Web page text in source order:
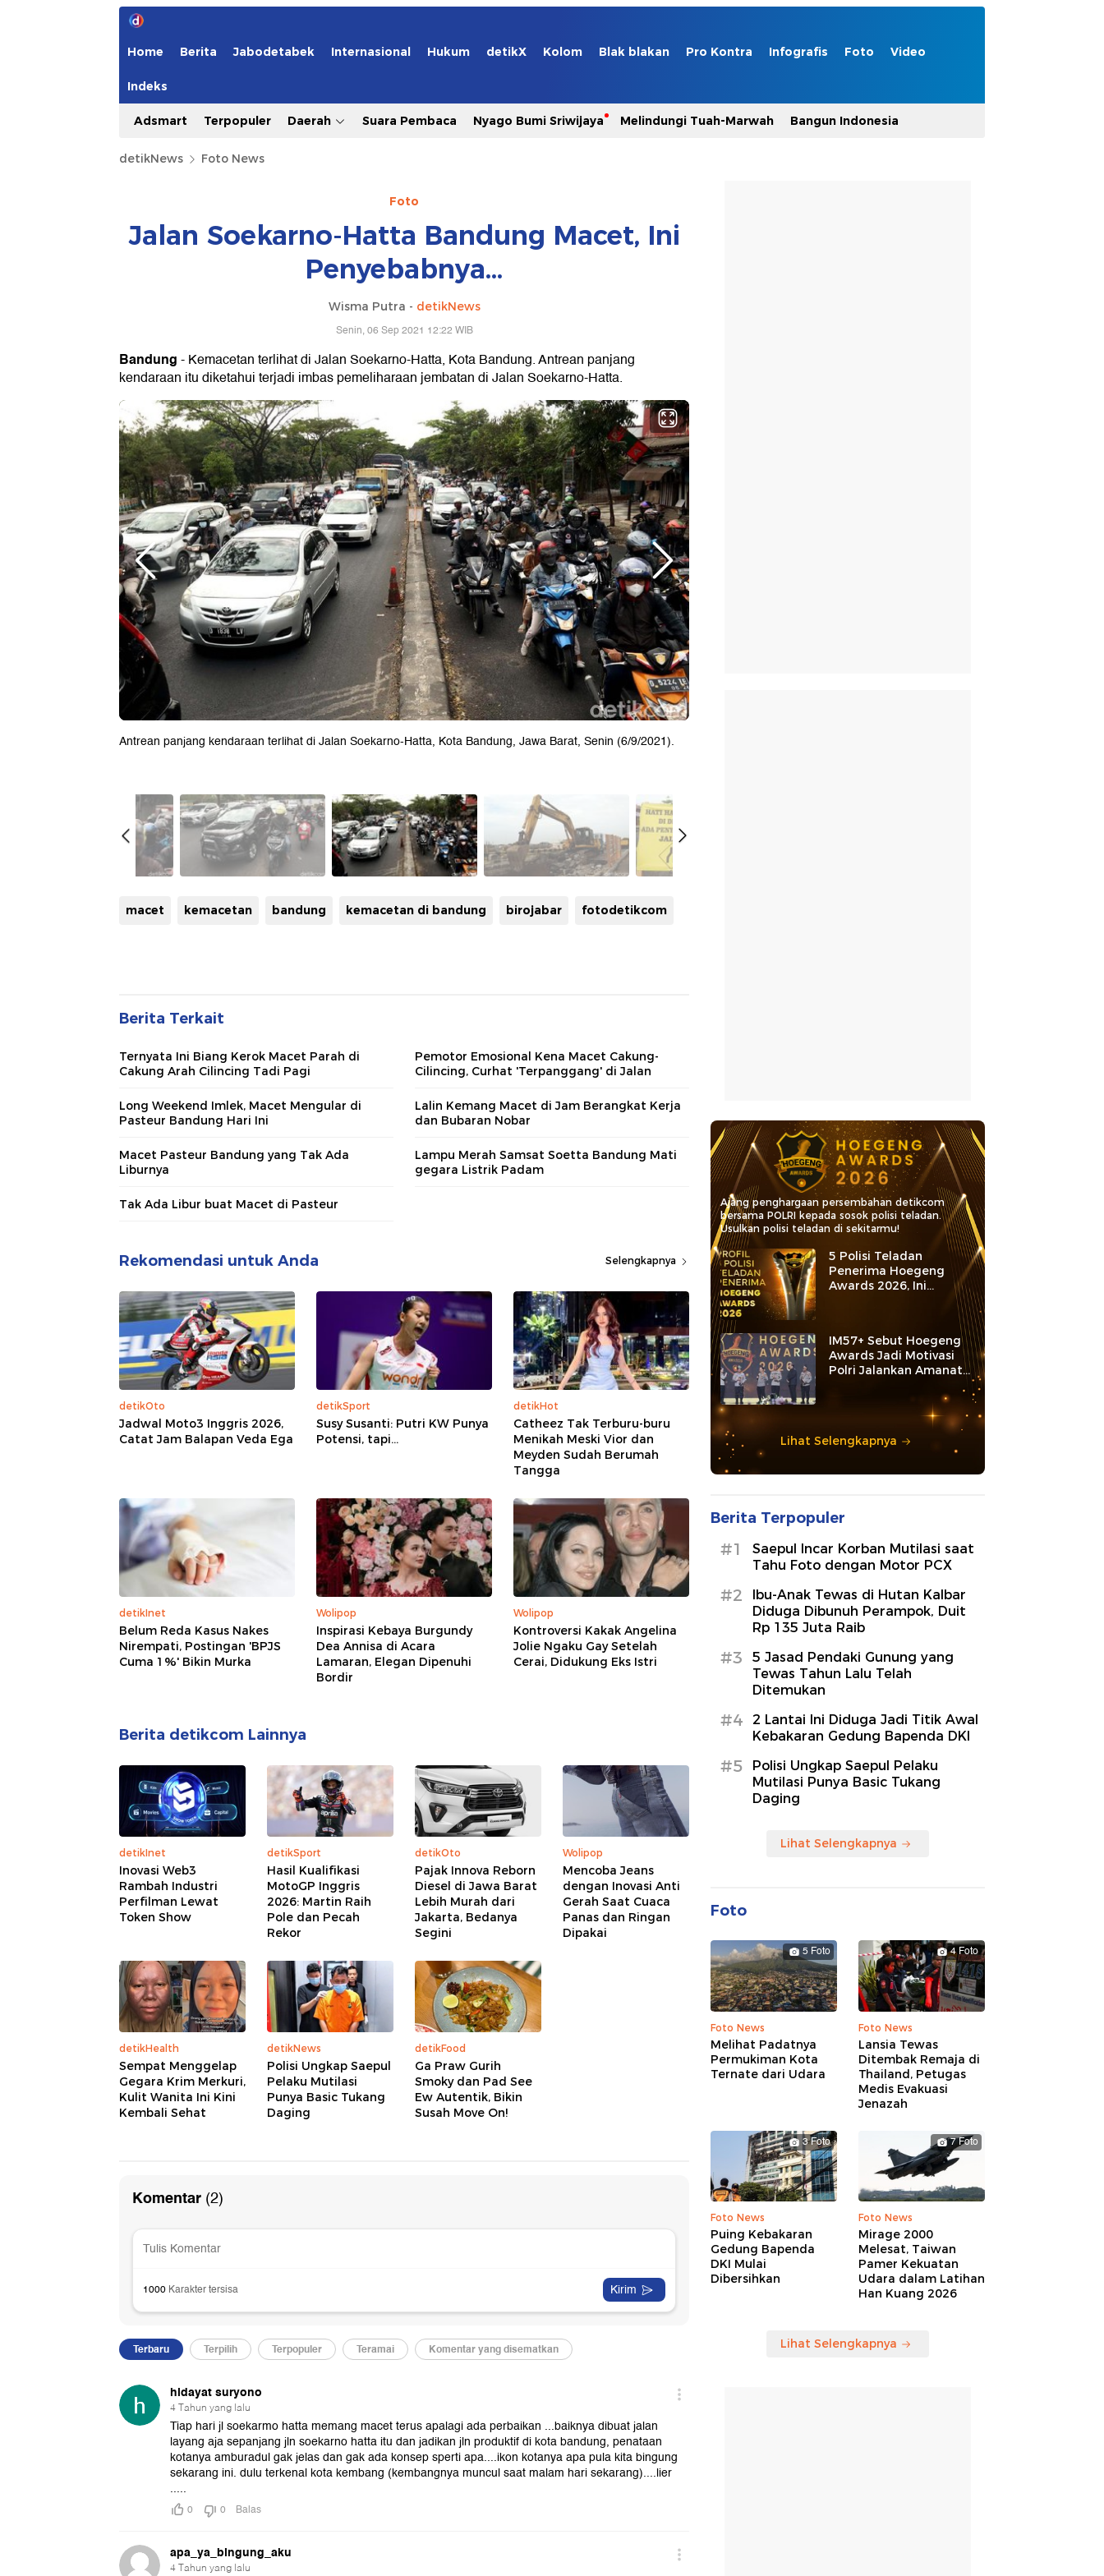
Home Berita Jabodetabek Internasional Hukum detikX Kolom Blak blakan Pro Kontra Infografis Foto Video
Indeks
Adsmart Terpopuler Daerah Suara Pembaca Nyago Bumi Sriwijaya Melindungi Tuah-Marwah Bangun Indonesia
detikNews Foto News
Foto
Jalan Soekarno-Hatta Bandung Macet, Ini
Penyebabnya...
Wisma Putra - detikNews
Senin, 06 Sep 2021 12:22 WIB
Bandung- Kemacetan terlihat di Jalan Soekarno-Hatta, Kota Bandung. Antrean panjang
kendaraan itu diketahui terjadi imbas pemeliharaan jembatan di Jalan Soekarno-Hatta.
Antrean panjang kendaraan terlihat di Jalan Soekarno-Hatta, Kota Bandung, Jawa Barat, Senin (6/9/2021).
macet kemacetan bandung kemacetan di bandung birojabar fotodetikcom
Berita Terkait
Ternyata Ini Biang Kerok Macet Parah di
Cakung Arah Cilincing Tadi Pagi
Pemotor Emosional Kena Macet Cakung-
Cilincing, Curhat 'Terpanggang' di Jalan
Long Weekend Imlek, Macet Mengular di
Pasteur Bandung Hari Ini
Lalin Kemang Macet di Jam Berangkat Kerja
dan Bubaran Nobar
Macet Pasteur Bandung yang Tak Ada
Liburnya
Lampu Merah Samsat Soetta Bandung Mati
gegara Listrik Padam
Tak Ada Libur buat Macet di Pasteur
Rekomendasi untuk Anda Selengkapnya
detikOto
Jadwal Moto3 Inggris 2026,
Catat Jam Balapan Veda Ega
detikSport
Susy Susanti: Putri KW Punya
Potensi, tapi...
detikHot
Catheez Tak Terburu-buru
Menikah Meski Vior dan
Meyden Sudah Berumah
Tangga
detikInet
Belum Reda Kasus Nakes
Nirempati, Postingan 'BPJS
Cuma 1%' Bikin Murka
Wolipop
Inspirasi Kebaya Burgundy
Dea Annisa di Acara
Lamaran, Elegan Dipenuhi
Bordir
Wolipop
Kontroversi Kakak Angelina
Jolie Ngaku Gay Setelah
Cerai, Didukung Eks Istri
Berita detikcom Lainnya
detikInet
Inovasi Web3
Rambah Industri
Perfilman Lewat
Token Show
detikSport
Hasil Kualifikasi
MotoGP Inggris
2026: Martin Raih
Pole dan Pecah
Rekor
detikOto
Pajak Innova Reborn
Diesel di Jawa Barat
Lebih Murah dari
Jakarta, Bedanya
Segini
Wolipop
Mencoba Jeans
dengan Inovasi Anti
Gerah Saat Cuaca
Panas dan Ringan
Dipakai
detikHealth
Sempat Menggelap
Gegara Krim Merkuri,
Kulit Wanita Ini Kini
Kembali Sehat
detikNews
Polisi Ungkap Saepul
Pelaku Mutilasi
Punya Basic Tukang
Daging
detikFood
Ga Praw Gurih
Smoky dan Pad See
Ew Autentik, Bikin
Susah Move On!
Ajang penghargaan persembahan detikcom
bersama POLRI kepada sosok polisi teladan.
Usulkan polisi teladan di sekitarmu!
5 Polisi Teladan
Penerima Hoegeng
Awards 2026, Ini
Kategori dan Kiprahnya
IM57+ Sebut Hoegeng
Awards Jadi Motivasi
Polri Jalankan Amanat
Lihat Selengkapnya
Berita Terpopuler
#1
Saepul Incar Korban Mutilasi saat
Tahu Foto dengan Motor PCX
#2
Ibu-Anak Tewas di Hutan Kalbar
Diduga Dibunuh Perampok, Duit
Rp 135 Juta Raib
#3
5 Jasad Pendaki Gunung yang
Tewas Tahun Lalu Telah
Ditemukan
#4
2 Lantai Ini Diduga Jadi Titik Awal
Kebakaran Gedung Bapenda DKI
#5
Polisi Ungkap Saepul Pelaku
Mutilasi Punya Basic Tukang
Daging
Lihat Selengkapnya
Foto
5 Foto
Foto News
Melihat Padatnya
Permukiman Kota
Ternate dari Udara
4 Foto
Foto News
Lansia Tewas
Ditembak Remaja di
Thailand, Petugas
Medis Evakuasi
Jenazah
3 Foto
Foto News
Puing Kebakaran
Gedung Bapenda
DKI Mulai
Dibersihkan
7 Foto
Foto News
Mirage 2000
Melesat, Taiwan
Pamer Kekuatan
Udara dalam Latihan
Han Kuang 2026
Lihat Selengkapnya